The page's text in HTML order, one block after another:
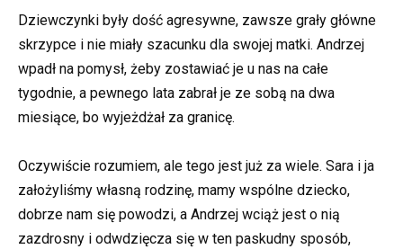
Dziewczynki były dość agresywne, zawsze grały główne
skrzypce i nie miały szacunku dla swojej matki. Andrzej
wpadł na pomysł, żeby zostawiać je u nas na całe
tygodnie, a pewnego lata zabrał je ze sobą na dwa
miesiące, bo wyjeżdżał za granicę.
Oczywiście rozumiem, ale tego jest już za wiele. Sara i ja
założyliśmy własną rodzinę, mamy wspólne dziecko,
dobrze nam się powodzi, a Andrzej wciąż jest o nią
zazdrosny i odwdzięcza się w ten paskudny sposób,